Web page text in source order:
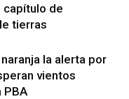
capítulo de
tierras
la alerta por
vientos
PBA